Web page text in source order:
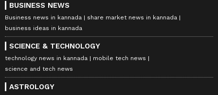
BUSINESS NEWS
Business news in kannada
share market news in kannada
business ideas in kannada
SCIENCE & TECHNOLOGY
technology news in kannada
mobile tech news
science and tech news
ASTROLOGY